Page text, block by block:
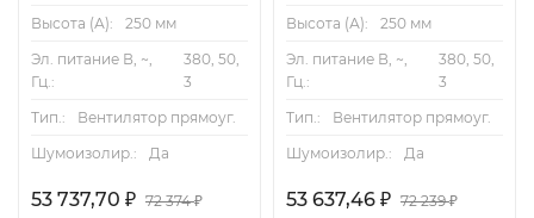
Высота (А):
250 мм
Эл. питание В, ~,
Гц.:
380, 50,
3
Тип.:
Вентилятор прямоуг.
Шумоизолир.:
Да
53 737,70 ₽ 72 374₽
Высота (А):
250 мм
Эл. питание В, ~,
Гц.:
380, 50,
3
Тип.:
Вентилятор прямоуг.
Шумоизолир.:
Да
53 637,46 ₽ 72 239₽